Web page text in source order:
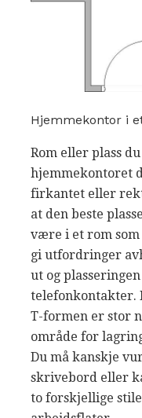
Hjemmekontor i
Rom eller plass
hjemmekontoret
firkantet eller
at den beste
være i et rom som
gi utfordringer
ut og
telefonkontakter.
T-formen er stor
område for
Du må kanskje
skrivebord eller
to forskjellige